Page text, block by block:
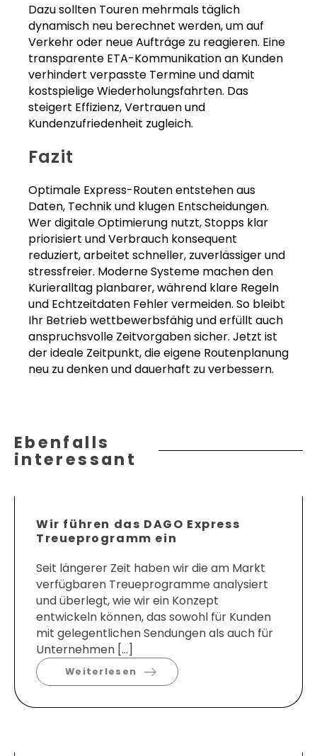
Dazu sollten Touren mehrmals täglich
dynamisch neu berechnet werden, um auf
Verkehr oder neue Aufträge zu reagieren. Eine
transparente ETA-Kommunikation an Kunden
verhindert verpasste Termine und damit
kostspielige Wiederholungsfahrten. Das
steigert Effizienz, Vertrauen und
Kundenzufriedenheit zugleich.
Fazit
Optimale Express-Routen entstehen aus
Daten, Technik und klugen Entscheidungen.
Wer digitale Optimierung nutzt, Stopps klar
priorisiert und Verbrauch konsequent
reduziert, arbeitet schneller, zuverlässiger und
stressfreier. Moderne Systeme machen den
Kurieralltag planbarer, während klare Regeln
und Echtzeitdaten Fehler vermeiden. So bleibt
Ihr Betrieb wettbewerbsfähig und erfüllt auch
anspruchsvolle Zeitvorgaben sicher. Jetzt ist
der ideale Zeitpunkt, die eigene Routenplanung
neu zu denken und dauerhaft zu verbessern.
Ebenfalls
interessant
Wir führen das DAGO Express
Treueprogramm ein
Seit längerer Zeit haben wir die am Markt
verfügbaren Treueprogramme analysiert
und überlegt, wie wir ein Konzept
entwickeln können, das sowohl für Kunden
mit gelegentlichen Sendungen als auch für
Unternehmen […]
Weiterlesen